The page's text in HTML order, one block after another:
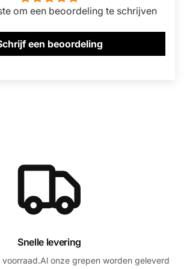
om een beoordeling te schrijven
een beoordeling
Snelle levering
onze grepen worden geleverd